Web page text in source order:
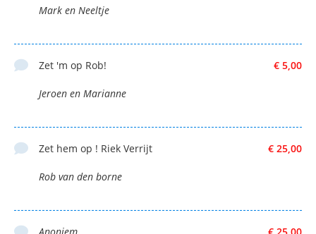
Mark en Neeltje
€ 5,00
Zet 'm op Rob!
Jeroen en Marianne
€ 25,00
Zet hem op ! Riek Verrijt
Rob van den borne